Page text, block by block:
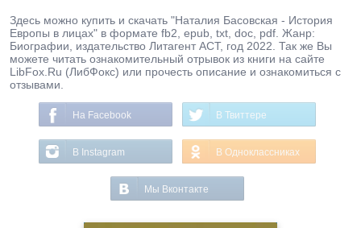
Здесь можно купить и скачать "Наталия Басовская - История
Европы в лицах" в формате fb2, epub, txt, doc, pdf. Жанр:
Биографии, издательство Литагент АСТ, год 2022. Так же Вы
можете читать ознакомительный отрывок из книги на сайте
LibFox.Ru (ЛибФокс) или прочесть описание и ознакомиться с
отзывами.
На Facebook В Твиттере
В Instagram В Одноклассниках
Мы Вконтакте